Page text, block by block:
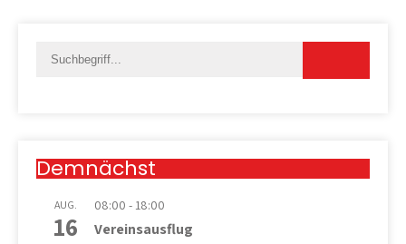
Demnächst
AUG.
16
08:00 - 18:00
Vereinsausflug